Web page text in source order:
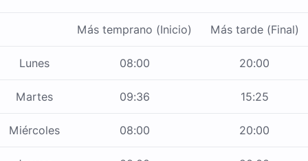
Más temprano (Inicio) Más tarde (Final)
Lunes 08:00 20:00
Martes 09:36 15:25
Miércoles 08:00 20:00